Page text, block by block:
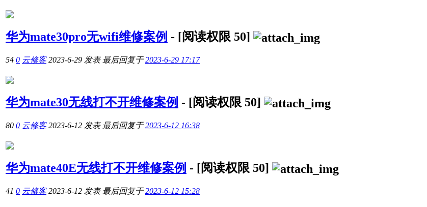
华为mate30pro无wifi维修案例 - [阅读权限 50]
54 0 云修客 2023-6-29 发表 最后回复于2023-6-29 17:17
华为mate30无线打不开维修案例 - [阅读权限 50]
80 0 云修客 2023-6-12 发表 最后回复于2023-6-12 16:38
华为mate40E无线打不开维修案例 - [阅读权限 50]
41 0 云修客 2023-6-12 发表 最后回复于2023-6-12 15:28